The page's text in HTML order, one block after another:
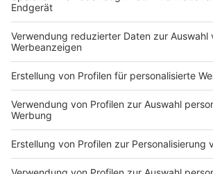
Du hast dir noch keine Artikel gemerkt
Markiere sie hierfür mit einem